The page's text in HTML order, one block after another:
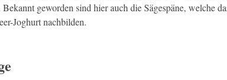
geworden sind hier auch die Sägespäne, welche
Joghurt nachbilden.